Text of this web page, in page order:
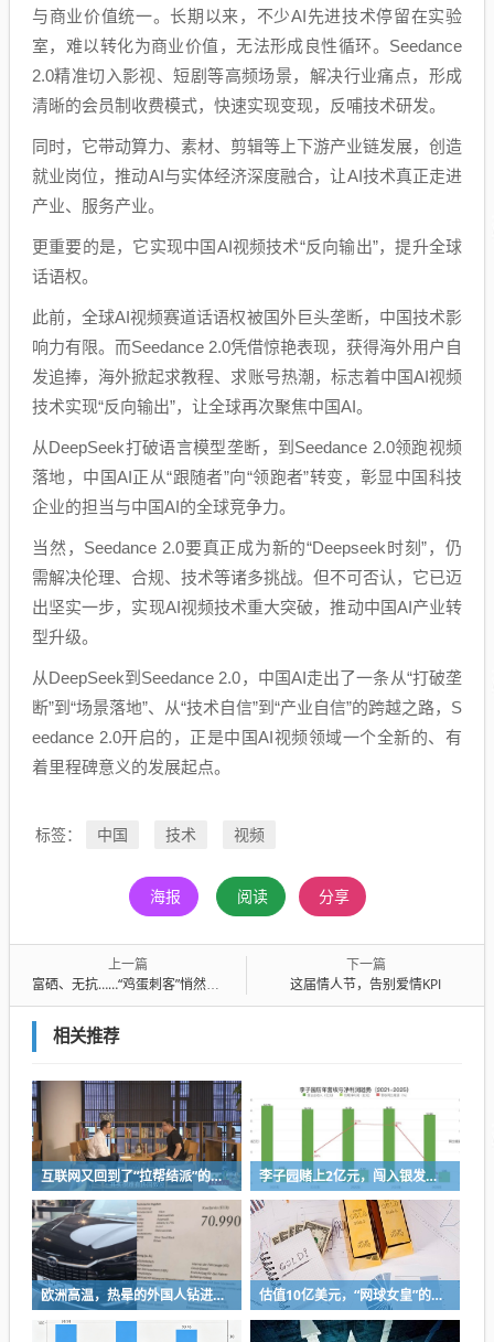
与商业价值统一。长期以来，不少AI先进技术停留在实验
室，难以转化为商业价值，无法形成良性循环。Seedance
2.0精准切入影视、短剧等高频场景，解决行业痛点，形成
清晰的会员制收费模式，快速实现变现，反哺技术研发。
同时，它带动算力、素材、剪辑等上下游产业链发展，创造
就业岗位，推动AI与实体经济深度融合，让AI技术真正走进
产业、服务产业。
更重要的是，它实现中国AI视频技术“反向输出”，提升全球
话语权。
此前，全球AI视频赛道话语权被国外巨头垄断，中国技术影
响力有限。而Seedance 2.0凭借惊艳表现，获得海外用户自
发追捧，海外掀起求教程、求账号热潮，标志着中国AI视频
技术实现“反向输出”，让全球再次聚焦中国AI。
从DeepSeek打破语言模型垄断，到Seedance 2.0领跑视频
落地，中国AI正从“跟随者”向“领跑者”转变，彰显中国科技
企业的担当与中国AI的全球竞争力。
当然，Seedance 2.0要真正成为新的“Deepseek时刻”，仍
需解决伦理、合规、技术等诸多挑战。但不可否认，它已迈
出坚实一步，实现AI视频技术重大突破，推动中国AI产业转
型升级。
从DeepSeek到Seedance 2.0，中国AI走出了一条从“打破垄
断”到“场景落地”、从“技术自信”到“产业自信”的跨越之路，S
eedance 2.0开启的，正是中国AI视频领域一个全新的、有
着里程碑意义的发展起点。
标签： 中国 技术 视频
海报 阅读 分享
上一篇
富硒、无抗……“鸡蛋刺客”悄然登场？
下一篇
这届情人节，告别爱情KPI
相关推荐
互联网又回到了“拉帮结派”的时代 李子园赌上2亿元，闯入银发市场
欧洲高温，热晕的外国人钻进中国新能源车里避暑 估值10亿美元，“网球女皇”的咖啡店要IPO了